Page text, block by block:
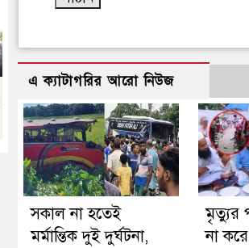
এ ক্যাটাগরির আরো নিউজ
সকাল না হতেই
মর্মান্তিক দুই দুর্ঘটনা,
মৃত্যুর
না